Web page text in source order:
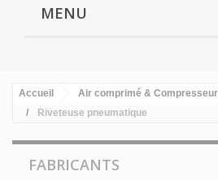
MENU
Accueil
Air comprimé &
Riveteuse pneumatique
FABRICANTS